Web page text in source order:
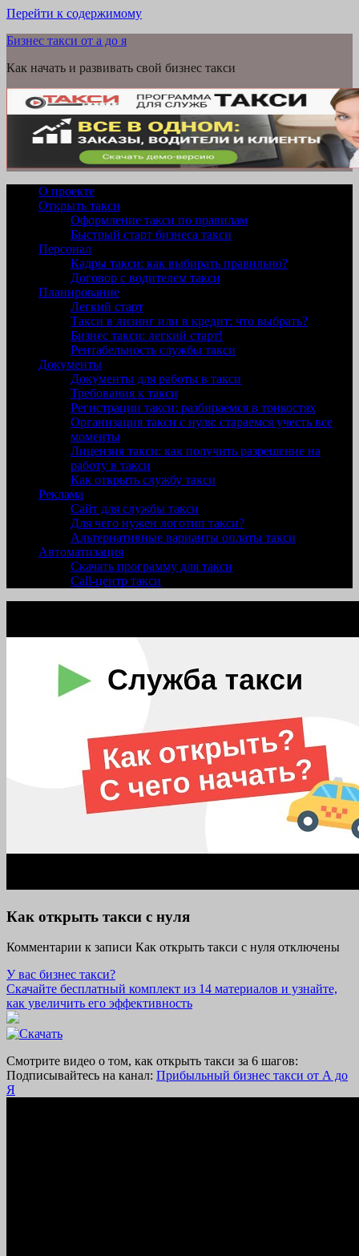
Перейти к содержимому
Бизнес такси от а до я
Как начать и развивать свой бизнес такси
О проекте
Открыть такси
Оформление такси по правилам
Быстрый старт бизнеса такси
Персонал
Кадры такси: как выбирать правильно?
Договор с водителем такси
Планирование
Легкий старт
Такси в лизинг или в кредит: что выбрать?
Бизнес такси: легкий старт!
Рентабельность службы такси
Документы
Документы для работы в такси
Требования к такси
Регистрации такси: разбираемся в тонкостях
Организация такси с нуля: стараемся учесть все
моменты
Лицензия такси: как получить разрешение на
работу в такси
Как открыть службу такси
Реклама
Сайт для службы такси
Для чего нужен логотип такси?
Альтернативные варианты оплаты такси
Автоматизация
Скачать программу для такси
Call-центр такси
Как открыть такси с нуля
Комментарии к записи Как открыть такси с нуля отключены
У вас бизнес такси?
Скачайте бесплатный комплект из 14 материалов и узнайте,
как увеличить его эффективность
Смотрите видео о том, как открыть такси за 6 шагов:
Подписывайтесь на канал: Прибыльный бизнес такси от А до
Я